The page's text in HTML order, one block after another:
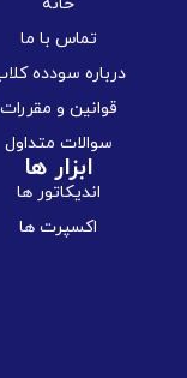
تماس با ما
درباره سودده
قوانین و مقررات
سوالات متداول
ابزار ها
اندیکاتور ها
اکسپرت ها